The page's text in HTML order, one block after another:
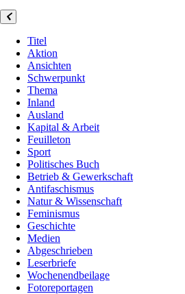
Titel
Aktion
Ansichten
Schwerpunkt
Thema
Inland
Ausland
Kapital & Arbeit
Feuilleton
Sport
Politisches Buch
Betrieb & Gewerkschaft
Antifaschismus
Natur & Wissenschaft
Feminismus
Geschichte
Medien
Abgeschrieben
Leserbriefe
Wochenendbeilage
Fotoreportagen